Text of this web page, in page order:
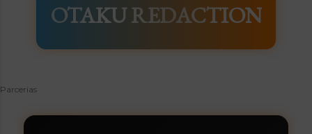
OTAKU REDACTION
Parcerias